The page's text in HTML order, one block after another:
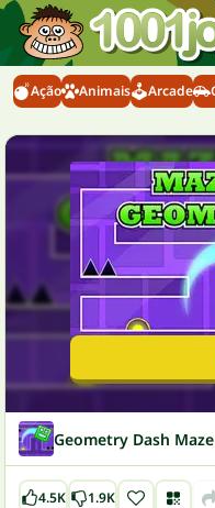
Ação Animais Arcade
Geometry Dash
4.5K 1.9K